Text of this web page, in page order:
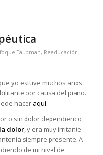
Taubman, Reeducación
yo estuve muchos años
por causa del piano.
hacer aquí.
o sin dolor dependiendo
dolor, y era muy irritante
siempre presente. A
de mi nivel de